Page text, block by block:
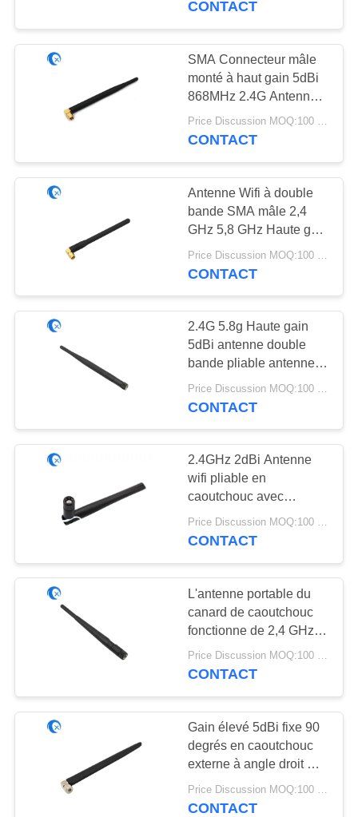
Antenne de 433
mégahertz
20
Antenne de 868
mégahertz
28
Antenne de 915
mégahertz
30
Antenne de TVHD
Antenne ultra à
large bande
8
CONTACT
SMA Connecteur mâle
monté à haut gain 5dBi
868MHz 2.4G Antenne
NFC à angle droit fixe
WiFi Antenne canard en
Price Discussion MOQ:100 pièces
CONTACT
Antenne Wifi à double
bande SMA mâle 2,4
GHz 5,8 GHz Haute gain
5dBi WiFi Aérienne pour
la caméra IP de sécurité
CONTACT
2.4G 5.8g Haute gain
5dBi antenne double
bande pliable antenne
WiFi externe antenne en
caoutchouc avec SMA
Price Discussion MOQ:100 pièces
CONTACT
2.4GHz 2dBi Antenne
wifi pliable en
caoutchouc avec
connecteur masculin
SMA pour routeurs et
Price Discussion MOQ:100 pièces
CONTACT
L'antenne portable du
canard de caoutchouc
fonctionne de 2,4 GHz à
2,5 GHz L'antenne avec
un connecteur masculin
Price Discussion MOQ:100 pièces
CONTACT
Gain élevé 5dBi fixe 90
degrés en caoutchouc
externe à angle droit RP
SMA Connecteur mâle
2.4GHz Antenne pour
CONTACT